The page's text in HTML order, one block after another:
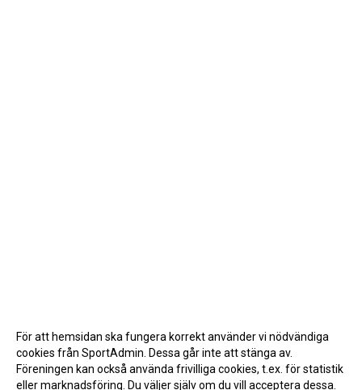
För att hemsidan ska fungera korrekt använder vi nödvändiga
cookies från SportAdmin. Dessa går inte att stänga av.
Föreningen kan också använda frivilliga cookies, t.ex. för statistik
eller marknadsföring. Du väljer själv om du vill acceptera dessa.